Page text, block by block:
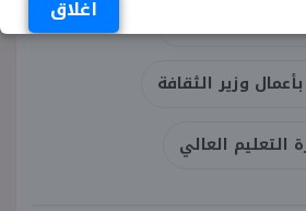
اغلاق
وزير الثقافة
التعليم العالي